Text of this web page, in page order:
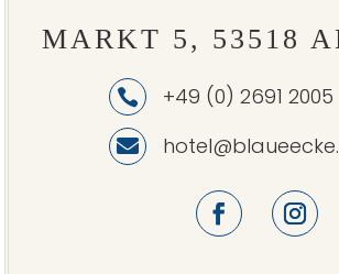
MARKT 5, 53518
 +49 (0) 2691 2005
